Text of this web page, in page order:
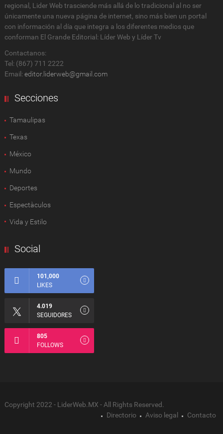
regional, Lider Web trasciende más allá de lo tradicional al no ser
únicamente una nueva página de internet, sino más bien un portal
con información al día que integra a los diferentes medios que
conforman El Grande Editorial: Líder Web y Líder Tv
Contactanos:
Tel: (867) 711 2222
Email: editor.liderweb@gmail.com
Secciones
Tamaulipas
Texas
México
Mundo
Deportes
Espectàculos
Vida y Estilo
Social
101,000
LIKES
4.019
SEGUIDORES
805
FOLLOWS
Copyright 2022 - LiderWeb.MX - All Rights Reserved.
Directorio
Aviso legal Contacto